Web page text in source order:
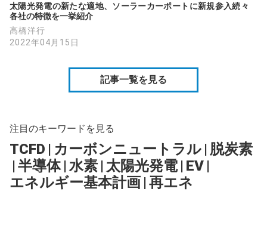
太陽光発電の新たな適地、ソーラーカーポートに新規参入続々
各社の特徴を一挙紹介
高橋洋行
2022年04月15日
記事一覧を見る
注目のキーワードを見る
TCFD | カーボンニュートラル | 脱炭素
|半導体 |水素 | 太陽光発電 | EV |
エネルギー基本計画 |再エネ